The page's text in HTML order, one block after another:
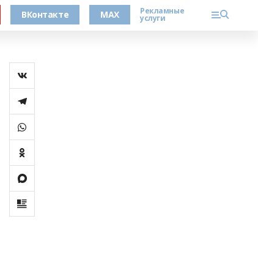
ВКонтакте MAX Рекламные
услуги